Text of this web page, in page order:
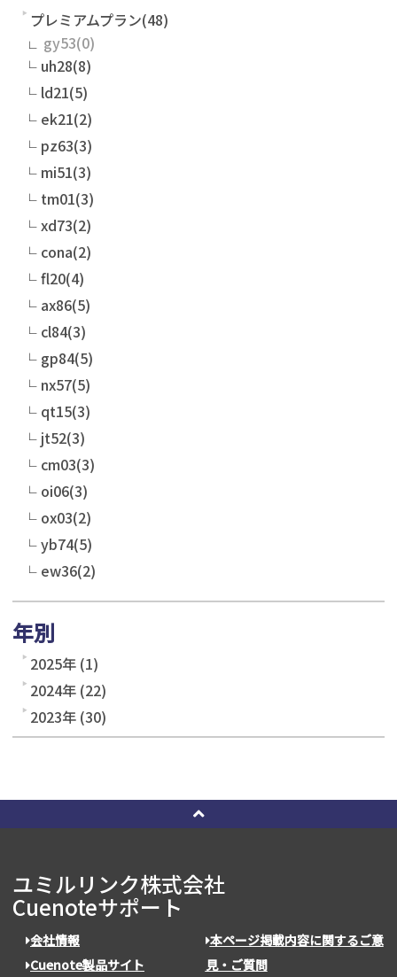
プレミアムプラン(48)
gy53
uh28(8)
ld21(5)
ek21(2)
pz63(3)
mi51(3)
tm01(3)
xd73(2)
cona(2)
fl20(4)
ax86(5)
cl84(3)
gp84(5)
nx57(5)
qt15(3)
jt52(3)
cm03(3)
oi06(3)
ox03(2)
yb74(5)
ew36(2)
年別
2025年 (1)
2024年 (22)
2023年 (30)
ユミルリンク株式会社
Cuenoteサポート
会社情報
Cuenote製品サイト
本ページ掲載内容に関するご意
見・ご質問